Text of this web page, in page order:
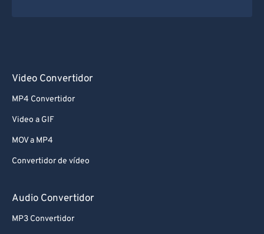
Video Convertidor
MP4 Convertidor
Video a GIF
MOV a MP4
Convertidor de vídeo
Audio Convertidor
MP3 Convertidor